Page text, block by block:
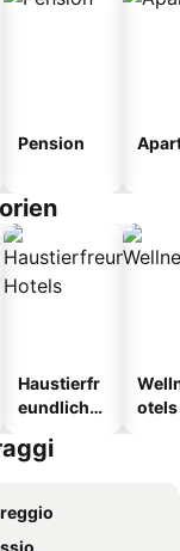
Pension
Haustierfr
eundliche
otels